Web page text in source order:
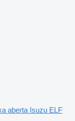
aberta Isuzu ELF